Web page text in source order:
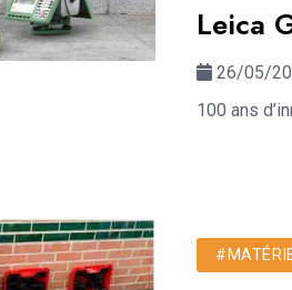
Leica
26/05/
100 ans